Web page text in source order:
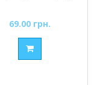
69.00 грн.